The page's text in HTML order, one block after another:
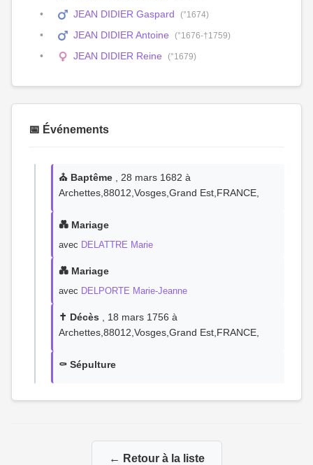
JEAN DIDIER Gaspard (°1674)
JEAN DIDIER Antoine (°1676-†1759)
JEAN DIDIER Reine (°1679)
📅 Événements
⛪ Baptême , 28 mars 1682 à
Archettes,88012,Vosges,Grand Est,FRANCE,
💑 Mariage
avec DELATTRE Marie
💑 Mariage
avec DELPORTE Marie-Jeanne
✝️ Décès , 18 mars 1756 à
Archettes,88012,Vosges,Grand Est,FRANCE,
⚰️ Sépulture
← Retour à la liste